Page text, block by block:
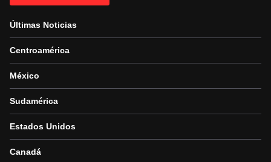
Últimas Noticias
Centroamérica
México
Sudamérica
Estados Unidos
Canadá